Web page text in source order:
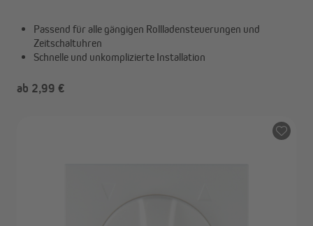
Passend für alle gängigen Rollladensteuerungen und
Zeitschaltuhren
Schnelle und unkomplizierte Installation
ab 2,99 €